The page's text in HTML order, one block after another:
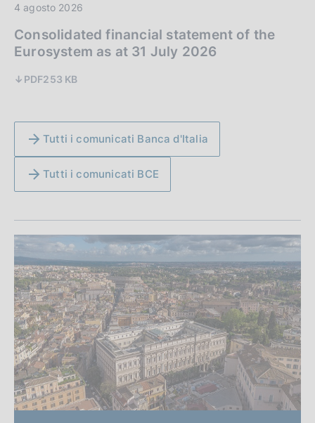
4 agosto 2026
Consolidated financial statement of the
Eurosystem as at 31 July 2026
PDF253 KB
Tutti i comunicati Banca d'Italia
Tutti i comunicati BCE